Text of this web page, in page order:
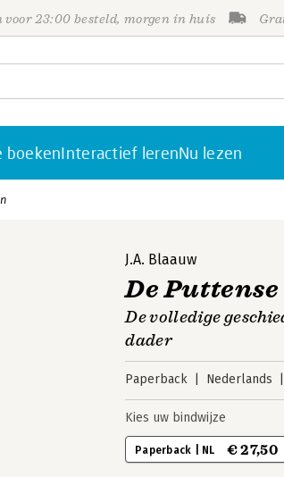
voor 23:00 besteld, morgen in huis
boekenInteractief lerenNu lezen
J.A. Blaauw
De
De volledige
dader
Paperback Nederlands
Kies uw bindwijze
Paperback | NL € 27,50